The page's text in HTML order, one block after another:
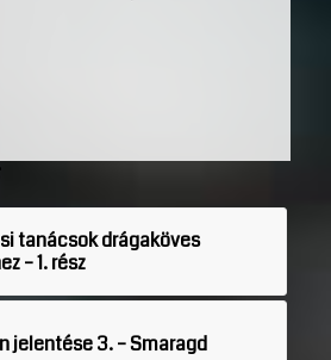
tanácsok drágaköves
– 1. rész
jelentése 3. – Smaragd